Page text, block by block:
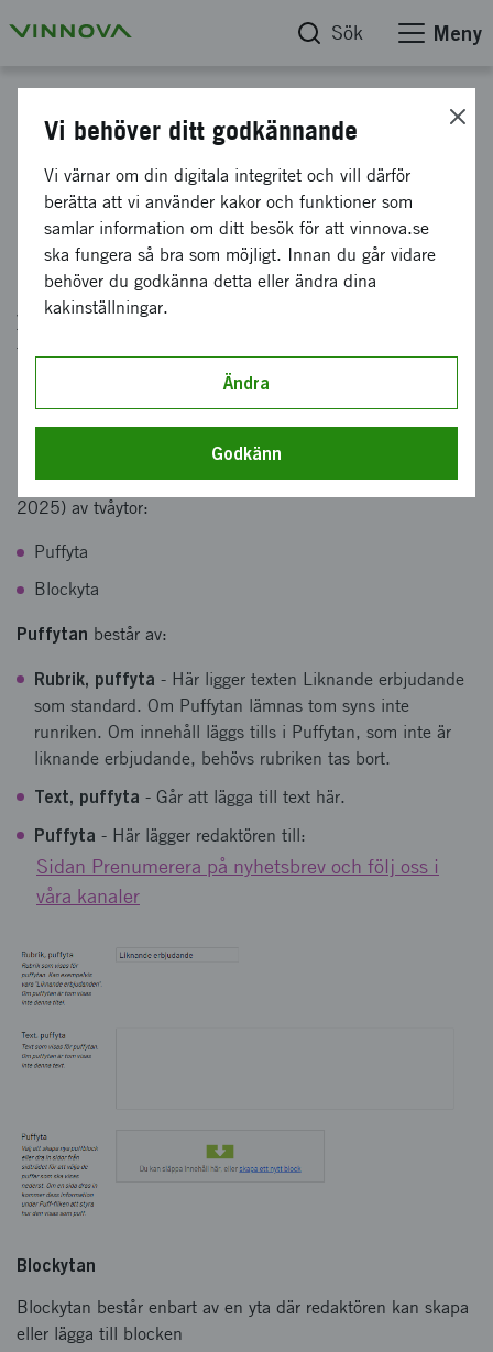
Sök Meny
Redaktörens
kommunikationsdel på AO-sida
På alla AO-sidor finns det under fliken AO två
ytor för kommunikation. Här lägger redaktören
till innehåll som vår Prenumerationssida för
nyhetsbrev och övriga sociala kanaler,
Prenumerationsblock - Vinnova med mera.
Kommunikationsdelen på AO-sida består idag (september
2025) av tvåytor:
Puffyta
Blockyta
Puffytan består av:
Rubrik, puffyta - Här ligger texten Liknande erbjudande
som standard. Om Puffytan lämnas tom syns inte
runriken. Om innehåll läggs tills i Puffytan, som inte är
liknande erbjudande, behövs rubriken tas bort.
Text, puffyta - Går att lägga till text här.
Puffyta - Här lägger redaktören till:
Sidan Prenumerera på nyhetsbrev och följ oss i
våra kanaler
Blockytan
Blockytan består enbart av en yta där redaktören kan skapa
eller lägga till blocken
Vi behöver ditt godkännande
Vi värnar om din digitala integritet och vill därför
berätta att vi använder kakor och funktioner som
samlar information om ditt besök för att vinnova.se
ska fungera så bra som möjligt. Innan du går vidare
behöver du godkänna detta eller ändra dina
kakinställningar.
Ändra
Godkänn